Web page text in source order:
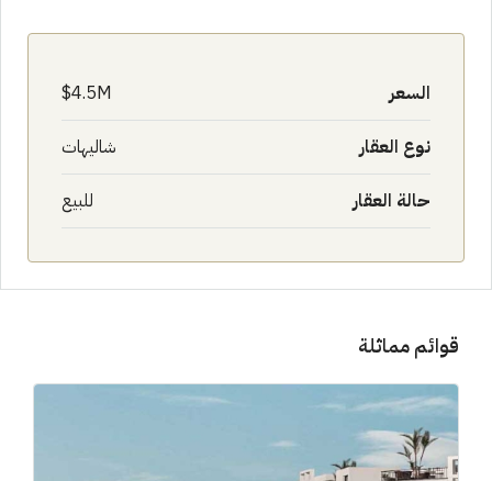
السعر 4.5M$
نوع العقار شاليهات
حالة العقار للبيع
قوائم مماثلة